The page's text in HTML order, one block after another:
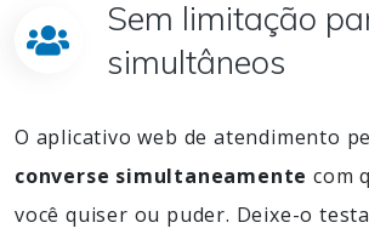
Sem limitação
simultâneos
O aplicativo web de atendimento
converse simultaneamente com
você quiser ou puder. Deixe-o